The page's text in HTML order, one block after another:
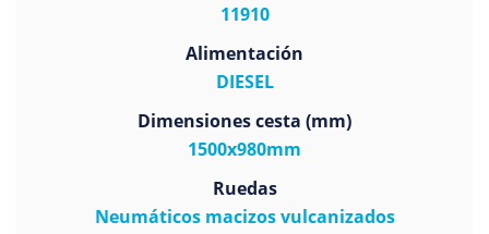
11910
Alimentación
DIESEL
Dimensiones cesta (mm)
1500x980mm
Ruedas
Neumáticos macizos vulcanizados